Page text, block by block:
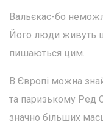
Вальєкас-бо
Його люди живуть
пишаються цим.
В Європі можна
та паризькому Ред
значно більших